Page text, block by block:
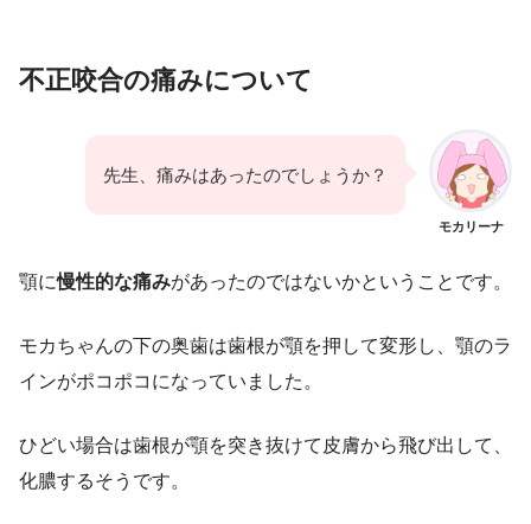
不正咬合の痛みについて
モカリーナ
先生、痛みはあったのでしょうか？
顎に慢性的な痛みがあったのではないかということです。
モカちゃんの下の奥歯は歯根が顎を押して変形し、顎のラ
インがポコポコになっていました。
ひどい場合は歯根が顎を突き抜けて皮膚から飛び出して、
化膿するそうです。